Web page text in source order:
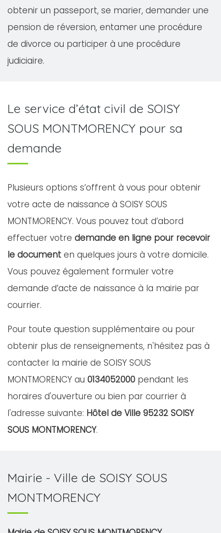
obtenir un passeport, se marier, demander une
pension de réversion, entamer une procédure
de divorce ou participer à une procédure
judiciaire.
Le service d’état civil de SOISY
SOUS MONTMORENCY pour sa
demande
Plusieurs options s’offrent à vous pour obtenir
votre acte de naissance à SOISY SOUS
MONTMORENCY. Vous pouvez tout d’abord
effectuer votre demande en ligne pour recevoir
le document en quelques jours à votre domicile.
Vous pouvez également formuler votre
demande d’acte de naissance à la mairie par
courrier.
Pour toute question supplémentaire ou pour
obtenir plus de renseignements, n'hésitez pas à
contacter la mairie de SOISY SOUS
MONTMORENCY au 0134052000 pendant les
horaires d'ouverture ou bien par courrier à
l'adresse suivante: Hôtel de Ville 95232 SOISY
SOUS MONTMORENCY.
Mairie - Ville de SOISY SOUS
MONTMORENCY